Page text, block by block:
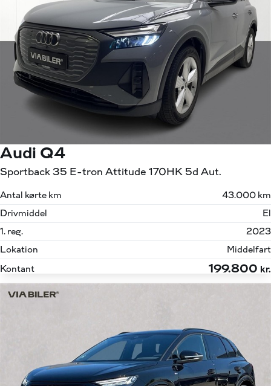
Audi Q4
Sportback 35 E-tron Attitude 170HK 5d Aut.
Antal kørte km
43.000 km
Drivmiddel
El
1. reg.
2023
Lokation
Middelfart
Kontant
199.800 kr.